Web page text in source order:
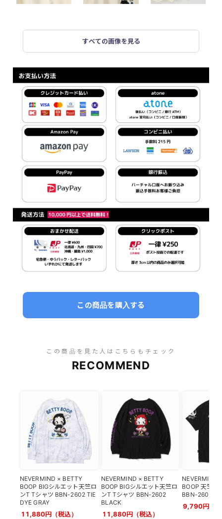
すべての画像を見る
この商品を購入する
この商品を見た人はこちらもチェック
RECOMMEND
NEVERMIND × BETTY
BOOP BIGシルエット天竺ロ
ンT Tシャツ BBN-2602 TIE
DYE GRAY
11,880円（税込）
NEVERMIND × BETTY
BOOP BIGシルエット天竺ロ
ンT Tシャツ BBN-2602
BLACK
11,880円（税込）
NEVERMIND
BOOP 天竺半
BBN-2603
9,790円（